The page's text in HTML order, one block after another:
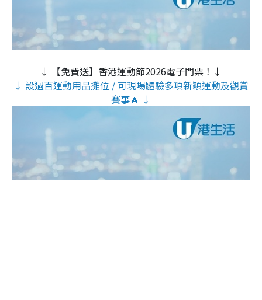
↓ 【免費送】香港運動節2026電子門票！↓
↓ 設過百運動用品攤位 / 可現場體驗多項新穎運動及觀賞
賽事🔥 ↓